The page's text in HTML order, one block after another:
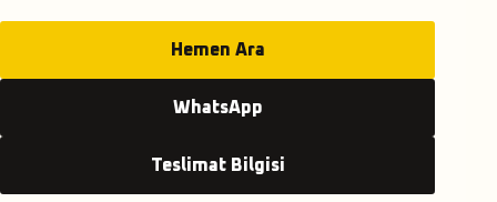
Hemen Ara
WhatsApp
Teslimat Bilgisi